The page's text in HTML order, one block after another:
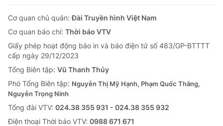
VTV Money VTV Thể thao
VTV Sức khoẻ
Thị trường 24h Tấm lòng Việt
VTV4 Vươn mình bằng AI
Cơ quan chủ quản:Đài Truyền hình Việt Nam
Cơ quan báo chí: Thời báo VTV
Giấy phép hoạt động báo in và báo điện tử số 483/GP-BTTTT
cấp ngày 29/12/2023
Tổng Biên tập: Vũ Thanh Thủy
Phó Tổng Biên tập: Nguyễn Thị Mỹ Hạnh, Phạm Quốc Thắng,
Nguyễn Trọng Ninh
Tổng đài VTV: 024.38 355 931 - 024.38 355 932
Ðiện thoại Thời báo VTV: 0988 671 671